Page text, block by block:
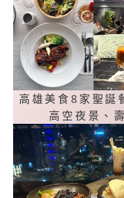
高雄美食8家聖誕
高空夜景、